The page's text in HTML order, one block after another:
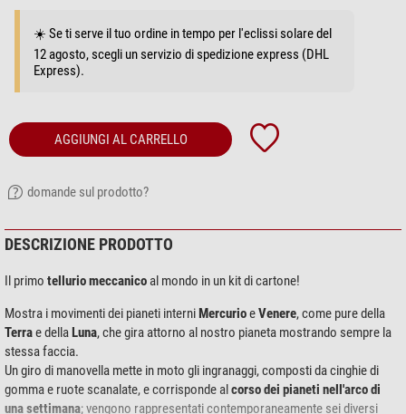
☀️ Se ti serve il tuo ordine in tempo per l'eclissi solare del
12 agosto, scegli un servizio di spedizione express (DHL
Express).
AGGIUNGI AL CARRELLO
domande sul prodotto?
DESCRIZIONE PRODOTTO
Il primo tellurio meccanico al mondo in un kit di cartone!
Mostra i movimenti dei pianeti interniMercurioeVenere, come pure della
Terrae dellaLuna, che gira attorno al nostro pianeta mostrando sempre la
stessa faccia.
Un giro di manovella mette in moto gli ingranaggi, composti da cinghie di
gomma e ruote scanalate, e corrisponde alcorso dei pianeti nell'arco di
una settimana; vengono rappresentati contemporaneamente sei diversi